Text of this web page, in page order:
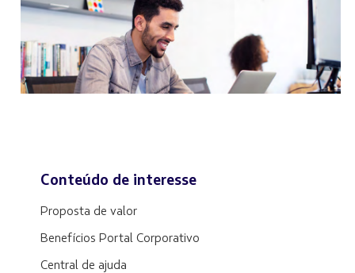
Conteúdo de interesse
Proposta de valor
Benefícios Portal Corporativo
Central de ajuda